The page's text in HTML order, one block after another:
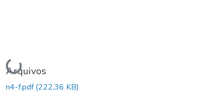
Carregando...
Arquivos
n4-f.pdf(222,36 KB)